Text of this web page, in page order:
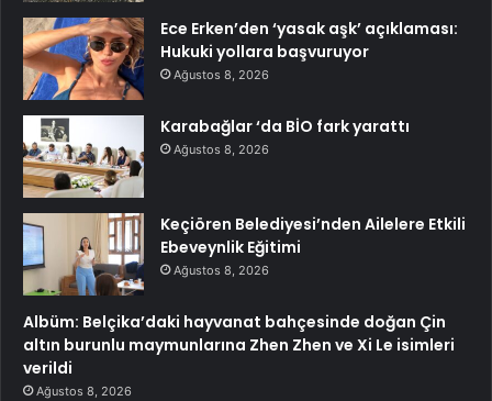
Ece Erken’den ‘yasak aşk’ açıklaması:
Hukuki yollara başvuruyor
Ağustos 8, 2026
Karabağlar ‘da BİO fark yarattı
Ağustos 8, 2026
Keçiören Belediyesi’nden Ailelere Etkili
Ebeveynlik Eğitimi
Ağustos 8, 2026
Albüm: Belçika’daki hayvanat bahçesinde doğan Çin
altın burunlu maymunlarına Zhen Zhen ve Xi Le isimleri
verildi
Ağustos 8, 2026